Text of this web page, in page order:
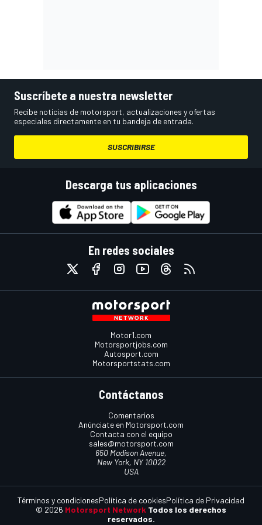
Suscríbete a nuestra newsletter
Recibe noticias de motorsport, actualizaciones y ofertas
especiales directamente en tu bandeja de entrada.
SUSCRIBIRSE
Descarga tus aplicaciones
En redes sociales
Motor1.com
Motorsportjobs.com
Autosport.com
Motorsportstats.com
Contáctanos
Comentarios
Anúnciate en Motorsport.com
Contacta con el equipo
sales@motorsport.com
650 Madison Avenue,
New York, NY 10022
USA
© 2026 Motorsport Network Todos los derechos
reservados.
Términos y condicionesPolítica de cookiesPolítica de Privacidad